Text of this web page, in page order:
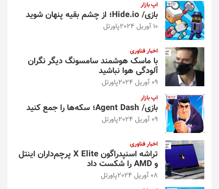
اپ بازار
بازی/ Hide.io؛ از چشم بقیه پنهان شوید
10 آوریل 2024 پاورتل
اخبار فناوری
با ماسک هوشمند سامسونگ دیگر نگران
آلودگی هوا نباشید
09 آوریل 2024 پاورتل
اپ بازار
بازی/ Agent Dash؛ سکه‌ها را جمع کنید
09 آوریل 2024 پاورتل
اخبار فناوری
تراشه اسنپدراگون X Elite پرچم‌داران اینتل
و AMD را شکست داد
08 آوریل 2024 پاورتل